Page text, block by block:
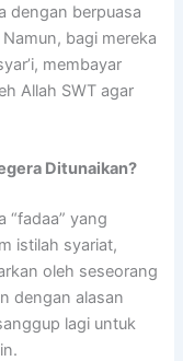
dengan berpuasa
bagi mereka
membayar
Allah SWT agar
Ditunaikan?
“fadaa” yang
istilah syariat,
oleh seseorang
dengan alasan
lagi untuk